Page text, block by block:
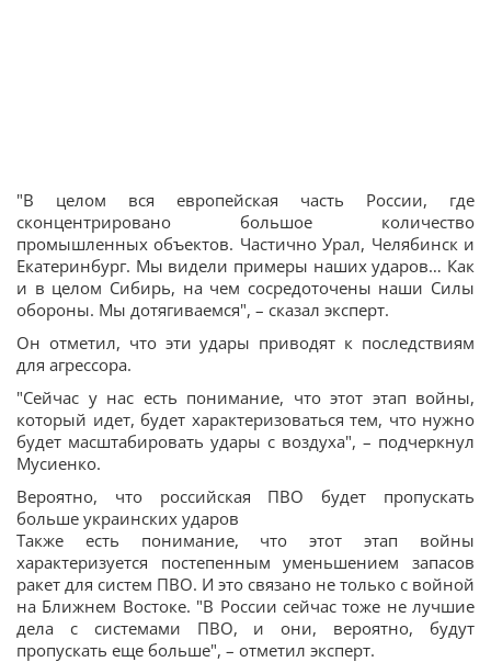
"В целом вся европейская часть России, где
сконцентрировано большое количество
промышленных объектов. Частично Урал, Челябинск и
Екатеринбург. Мы видели примеры наших ударов… Как
и в целом Сибирь, на чем сосредоточены наши Силы
обороны. Мы дотягиваемся", – сказал эксперт.
Он отметил, что эти удары приводят к последствиям
для агрессора.
"Сейчас у нас есть понимание, что этот этап войны,
который идет, будет характеризоваться тем, что нужно
будет масштабировать удары с воздуха", – подчеркнул
Мусиенко.
Вероятно, что российская ПВО будет пропускать
больше украинских ударов
Также есть понимание, что этот этап войны
характеризуется постепенным уменьшением запасов
ракет для систем ПВО. И это связано не только с войной
на Ближнем Востоке. "В России сейчас тоже не лучшие
дела с системами ПВО, и они, вероятно, будут
пропускать еще больше", – отметил эксперт.